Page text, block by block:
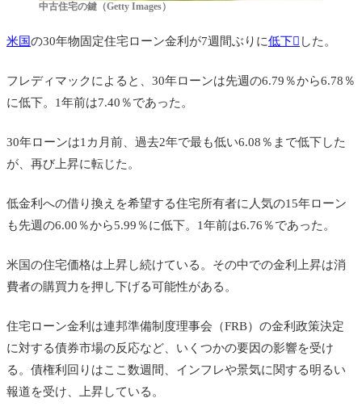
中古住宅の鍵（Getty Images）
米国の30年物固定住宅ローン金利が7週間ぶりに低下 した。
フレディマックによると、30年ローンは先週の6.79％から6.78％
に低下。1年前は7.40％であった。
30年ローンは1カ月前、過去2年で最も低い6.08％まで低下した
が、再び上昇に転じた。
低金利への借り換えを希望する住宅所有者に人気の15年ローン
も先週の6.00％から5.99％に低下。 1年前は6.76％であった。
米国の住宅価格は上昇し続けている。その中での金利上昇は消
費者の購買力を押し下げる可能性がある。
住宅ローン金利は連邦準備制度理事会（FRB） の金利政策決定
に対する債券市場の反応など、いくつかの要因の影響を受け
る。債権利回りはここ数週間、インフレや景気に関する明るい
報道を受け、上昇している。